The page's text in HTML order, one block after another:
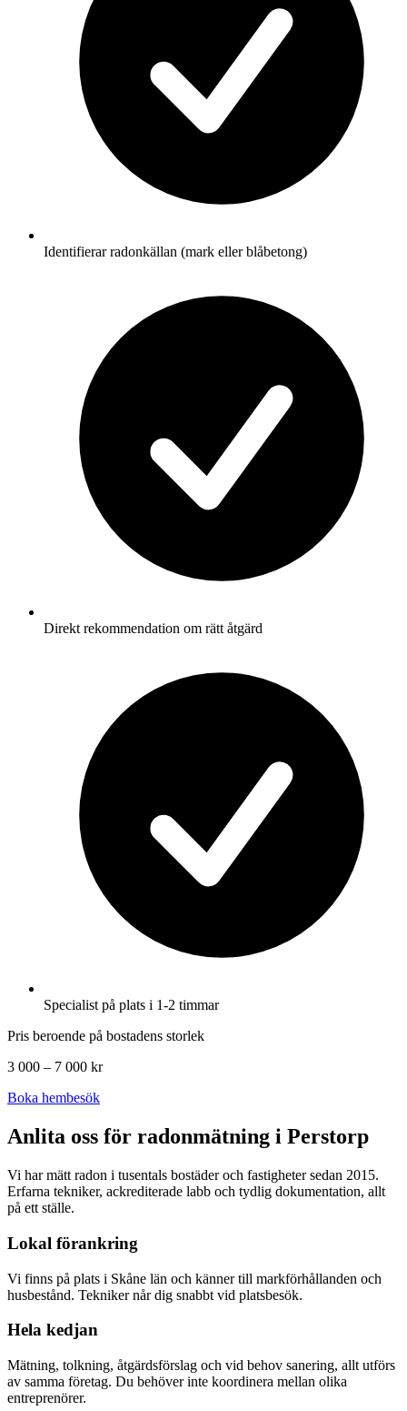
Identifierar radonkällan (mark eller blåbetong)
Direkt rekommendation om rätt åtgärd
Specialist på plats i 1-2 timmar
Pris beroende på bostadens storlek
3 000 – 7 000 kr
Boka hembesök
Anlita oss för radonmätning i Perstorp
Vi har mätt radon i tusentals bostäder och fastigheter sedan 2015.
Erfarna tekniker, ackrediterade labb och tydlig dokumentation, allt
på ett ställe.
Lokal förankring
Vi finns på plats i Skåne län och känner till markförhållanden och
husbestånd. Tekniker når dig snabbt vid platsbesök.
Hela kedjan
Mätning, tolkning, åtgärdsförslag och vid behov sanering, allt utförs
av samma företag. Du behöver inte koordinera mellan olika
entreprenörer.